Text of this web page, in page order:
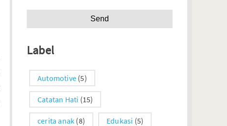
Label
Automotive (5)
Catatan Hati (15)
cerita anak (8) Edukasi (5)